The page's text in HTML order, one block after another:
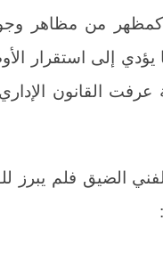
من مظاهر
يؤدي إلى استقرار
عرفت القانون
الفني الضيق فلم